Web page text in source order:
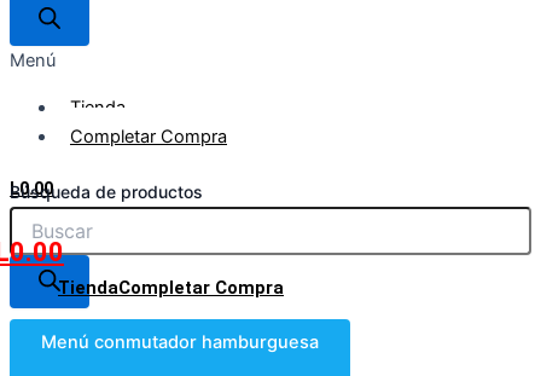
Menú
Tienda
Completar Compra
L0.00
Búsqueda de productos
0.00
TiendaCompletar Compra
Menú conmutador hamburguesa